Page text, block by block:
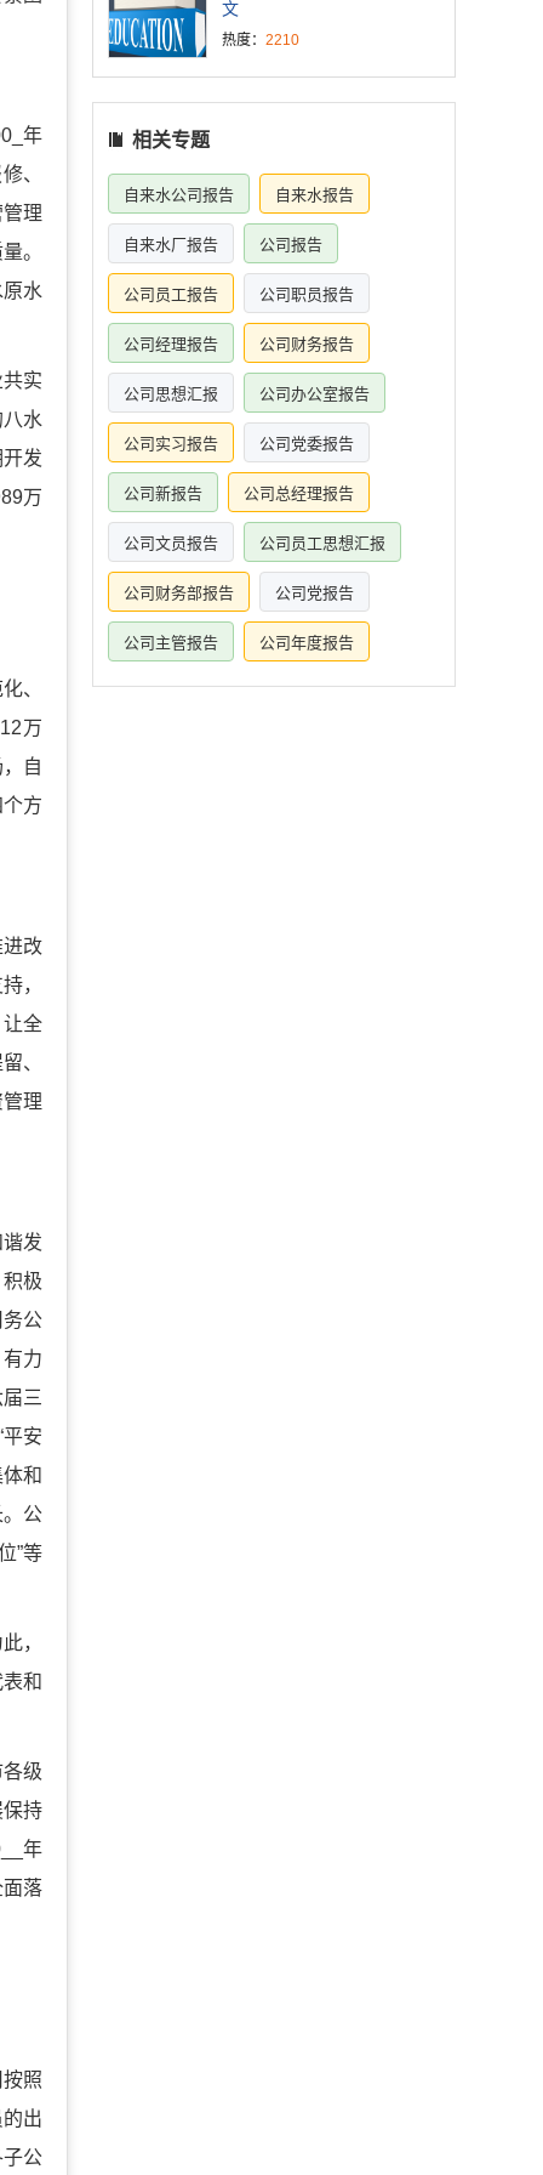
年
、
理
。
水
实
水
发
万
、
万
自
方
改
，
全
、
理
发
极
公
力
三
安
和
公
”等
，
和
级
持
年
面落
照
出
公
文
热度： 2210
相关专题
自来水公司报告 自来水报告
自来水厂报告 公司报告
公司员工报告 公司职员报告
公司经理报告 公司财务报告
公司思想汇报 公司办公室报告
公司实习报告 公司党委报告
公司新报告 公司总经理报告
公司文员报告 公司员工思想汇报
公司财务部报告 公司党报告
公司主管报告 公司年度报告